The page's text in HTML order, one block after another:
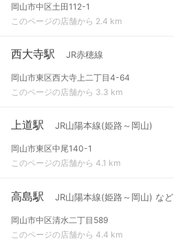
岡山市中区土田112-1
このページの店舗から 2.4 km
西大寺駅 JR赤穂線
岡山市東区西大寺上二丁目4-64
このページの店舗から 3.3 km
上道駅 JR山陽本線(姫路～岡山)
岡山市東区中尾140-1
このページの店舗から 4.1 km
高島駅 JR山陽本線(姫路～岡山) など
岡山市中区清水二丁目589
このページの店舗から 4.4 km